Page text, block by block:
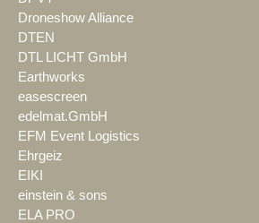
Droneshow Alliance
DTEN
DTL LICHT GmbH
Earthworks
easescreen
edelmat.GmbH
EFM Event Logistics
Ehrgeiz
EIKI
einstein & sons
ELA PRO